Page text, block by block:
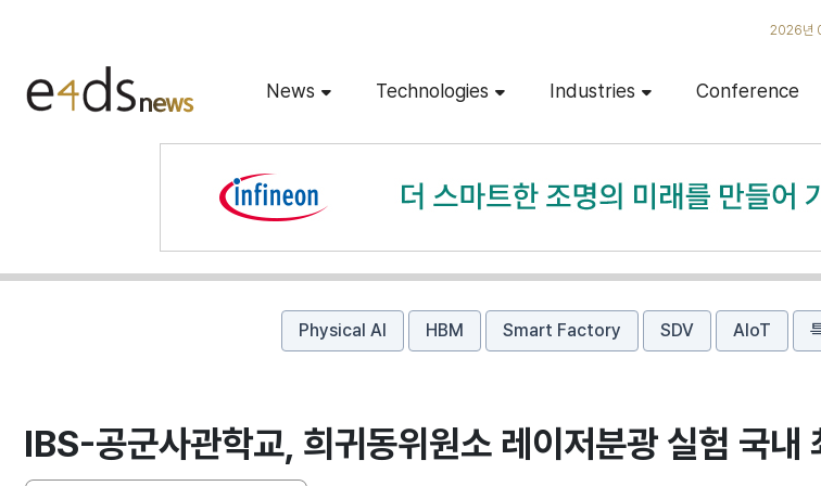
2026년
News Technologies Industries Conference
Physical AI HBM Smart Factory SDV AIoT
IBS-공군사관학교, 희귀동위원소 레이저분광 실험 국내